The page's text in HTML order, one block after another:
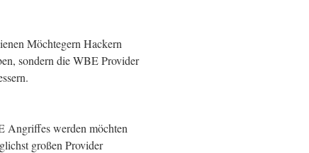
Möchtegern Hackern
sondern die WBE Provider
Angriffes werden möchten
großen Provider